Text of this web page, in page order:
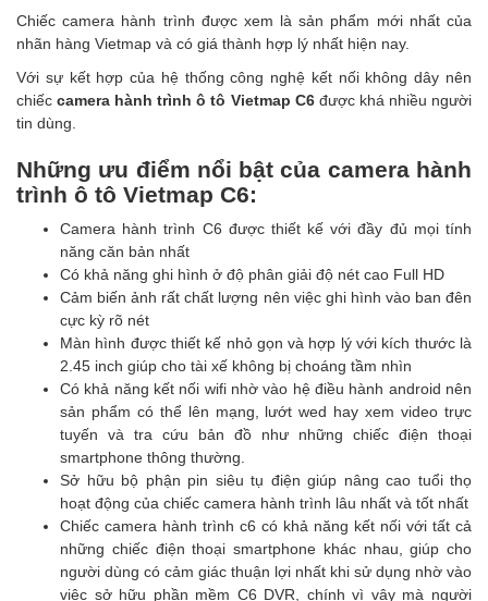
Chiếccamera hành trình được xem là sản phẩm mới nhất của
nhãn hàng Vietmap và có giá thành hợp lý nhất hiện nay.
Với sự kết hợp của hệ thống công nghệ kết nối không dây nên
chiếccamera hành trình ô tô Vietmap C6 được khá nhiều người
tin dùng.
Những ưu điểm nổi bật của camera hành
trình ô tô Vietmap C6:
Camera hành trình C6 được thiết kế với đầy đủ mọi tính
năng căn bản nhất
Có khả năng ghi hình ở độ phân giải độ nét cao Full HD
Cảm biến ảnh rất chất lượng nên việc ghi hình vào ban đên
cực kỳ rõ nét
Màn hình được thiết kế nhỏ gọn và hợp lý với kích thước là
2.45 inch giúp cho tài xế không bị choáng tầm nhìn
Có khả năng kết nối wifi nhờ vào hệ điều hành android nên
sản phẩm có thể lên mạng, lướt wed hay xem video trực
tuyến và tra cứu bản đồ như những chiếc điện thoại
smartphone thông thường.
Sở hữu bộ phận pin siêu tụ điện giúp nâng cao tuổi thọ
hoạt động của chiếc camera hành trình lâu nhất và tốt nhất
Chiếc camera hành trình c6 có khả năng kết nối với tất cả
những chiếc điện thoại smartphone khác nhau, giúp cho
người dùng có cảm giác thuận lợi nhất khi sử dụng nhờ vào
việc sở hữu phần mềm C6 DVR, chính vì vậy mà người